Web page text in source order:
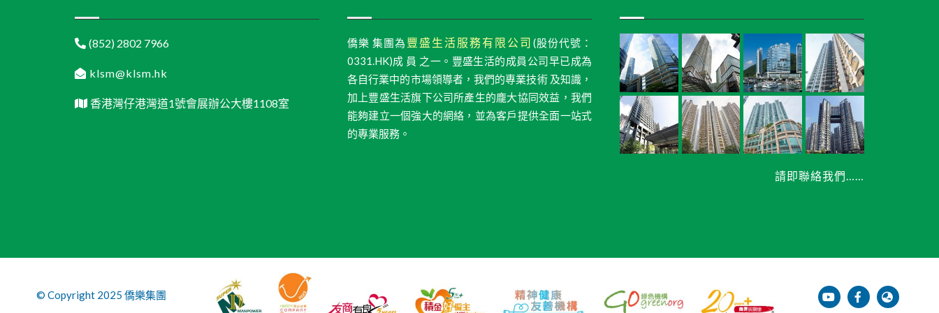
(852) 2802 7966
klsm@klsm.hk
香港灣仔港灣道1號會展辦公大樓1108室
僑樂 集團為 豐盛生活服務有限公司 (股份代號：
0331.HK)成 員 之一。豐盛生活的成員公司早已成為
各自行業中的市場領導者，我們的專業技術 及知識，
加上豐盛生活旗下公司所產生的龐大協同效益，我們
能夠建立一個強大的網絡，並為客戶提供全面一站式
的專業服務。
請即聯絡我們……
© Copyright 2025 僑樂集團